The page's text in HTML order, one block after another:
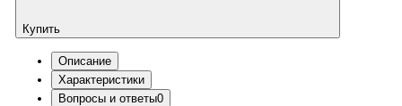
Купить
Описание
Характеристики
Вопросы и ответы0